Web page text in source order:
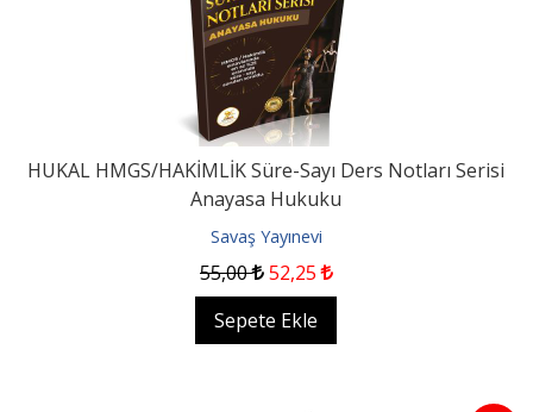
HUKAL HMGS/HAKİMLİK Süre-Sayı Ders Notları Serisi
Anayasa Hukuku
Savaş Yayınevi
55,00 52,25
Sepete Ekle